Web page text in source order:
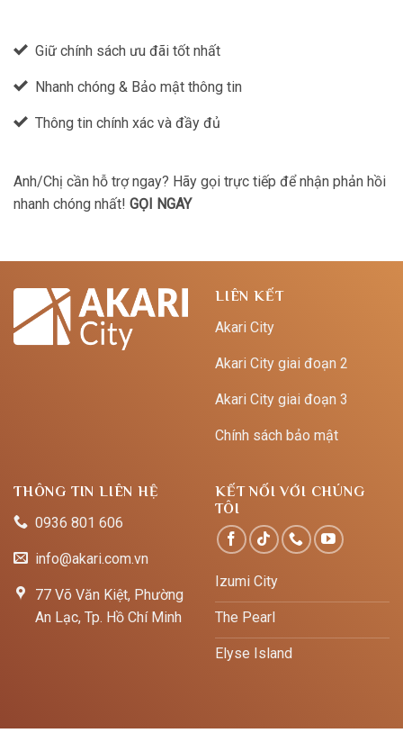
Giữ chính sách ưu đãi tốt nhất
Nhanh chóng & Bảo mật thông tin
Thông tin chính xác và đầy đủ
Anh/Chị cần hỗ trợ ngay? Hãy gọi trực tiếp để nhận phản hồi
nhanh chóng nhất! GỌI NGAY
LIÊN KẾT
Akari City
Akari City giai đoạn 2
Akari City giai đoạn 3
Chính sách bảo mật
THÔNG TIN LIÊN HỆ
0936 801 606
info@akari.com.vn
77 Võ Văn Kiệt, Phường
An Lạc, Tp. Hồ Chí Minh
KẾT NỐI VỚI CHÚNG
TÔI
Izumi City
The Pearl
Elyse Island